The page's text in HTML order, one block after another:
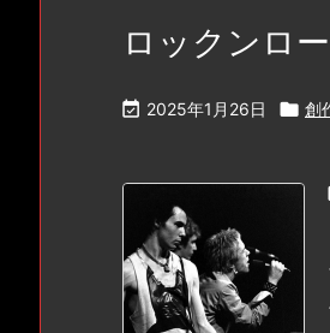
ロックンロ
 2025年1月26日  創